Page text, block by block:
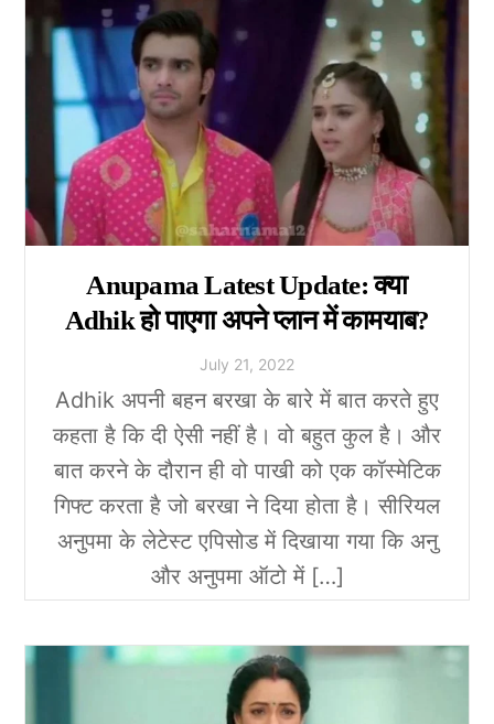
Anupama Latest Update: क्या
Adhik हो पाएगा अपने प्लान में कामयाब?
July 21, 2022
Adhik अपनी बहन बरखा के बारे में बात करते हुए
कहता है कि दी ऐसी नहीं है। वो बहुत कुल है। और
बात करने के दौरान ही वो पाखी को एक कॉस्मेटिक
गिफ्ट करता है जो बरखा ने दिया होता है। सीरियल
अनुपमा के लेटेस्ट एपिसोड में दिखाया गया कि अनु
और अनुपमा ऑटो में […]